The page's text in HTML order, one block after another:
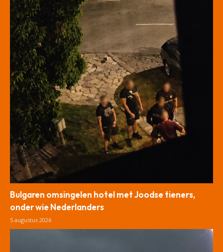
Bulgaren omsingelen hotel met Joodse tieners,
onder wie Nederlanders
5 augustus 2026